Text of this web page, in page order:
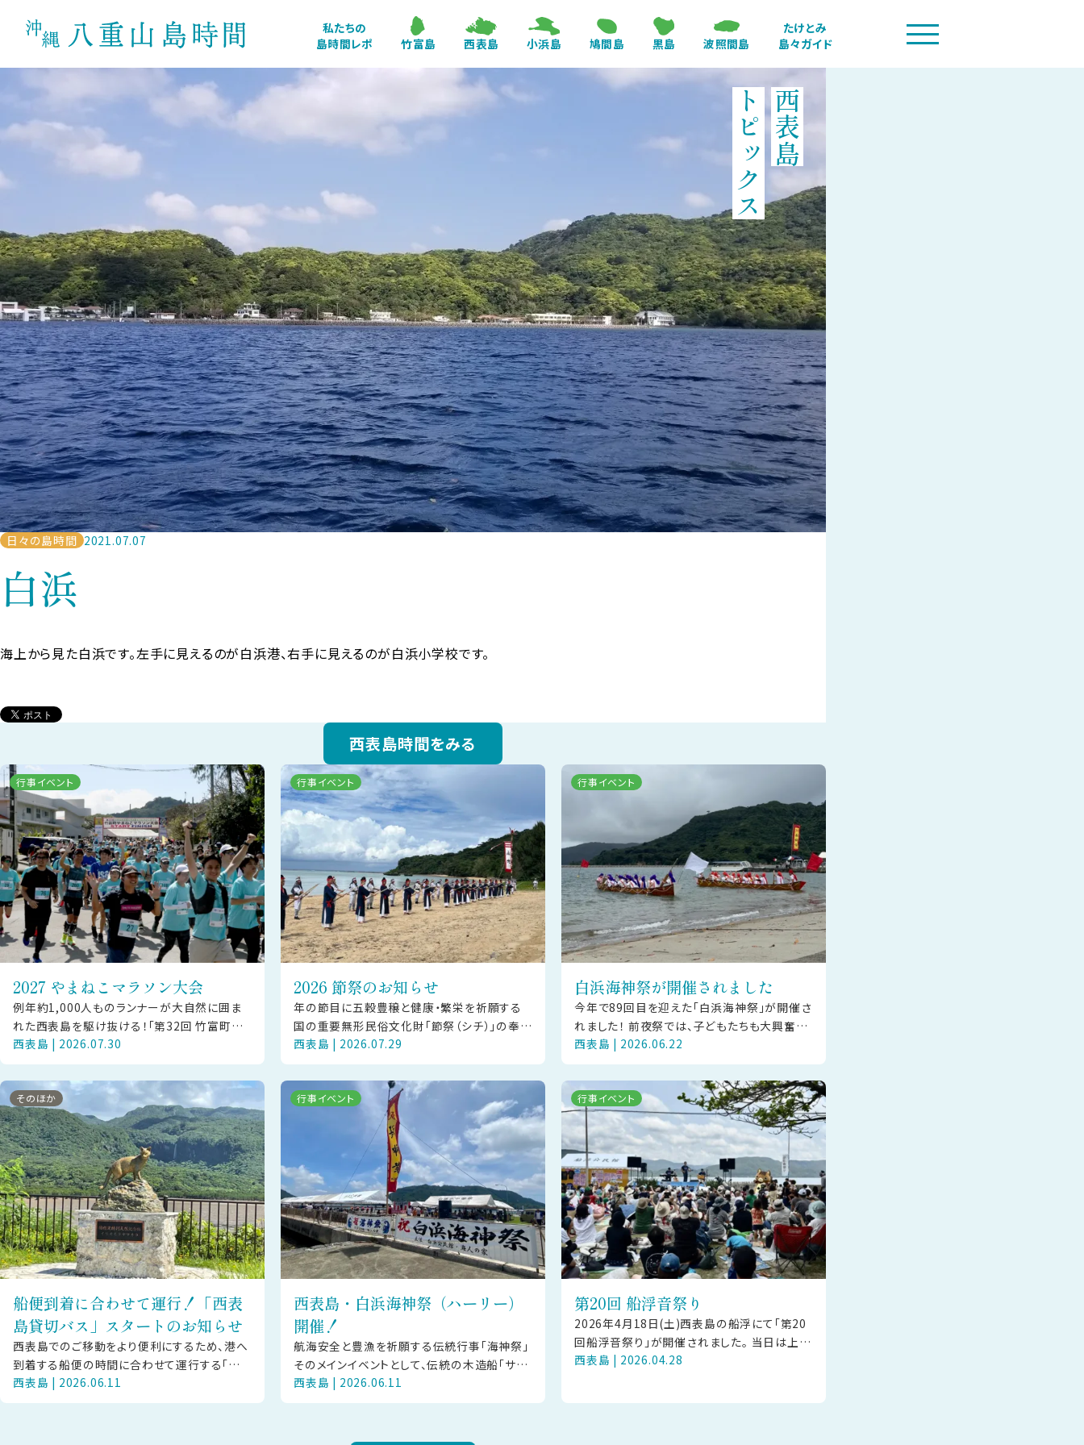
私たちの
島時間レポ
竹富島 西表島 小浜島 鳩間島 黒島 波照間島
たけとみ
島々ガイド
西表島
トピックス
日々の島時間 2021.07.07
白浜
海上から見た白浜です。左手に見えるのが白浜港、右手に見えるのが白浜小学校です。
西表島時間をみる
行事イベント
2027 やまねこマラソン大会
例年約1,000人ものランナーが大自然に囲ま
れた西表島を駆け抜ける！「第32回 竹富町や
まねこマラソン大会」が、2027年2月13日（土）
に西部地区で開催されま
西表島 | 2026.07.30
行事イベント
2026 節祭のお知らせ
年の節目に五穀豊穣と健康・繁栄を祈願する
国の重要無形民俗文化財「節祭（シチ）」の奉納
芸能が2026年11月22日（日）に西表島の祖納
地区・干立地区にて披露されま
西表島 | 2026.07.29
行事イベント
白浜海神祭が開催されました
今年で89回目を迎えた「白浜海神祭」が開催さ
れました！ 前夜祭では、子どもたちも大興奮の
釣りゲームや大漁福引、ビール対決やカラオケ
大会など大人も子どもも楽しいひ
西表島 | 2026.06.22
そのほか
船便到着に合わせて運行！「西表
島貸切バス」スタートのお知らせ
西表島でのご移動をより便利にするため、港へ
到着する船便の時間に合わせて運行する「西
表島貸切バス」を、令和8年6月より開始いたし
ました。既存の「西表島交通」の路線
西表島 | 2026.06.11
行事イベント
西表島・白浜海神祭（ハーリー）
開催！
航海安全と豊漁を祈願する伝統行事「海神祭」
そのメインイベントとして、伝統の木造船「サバ
ニ」に乗り込み、全員で息を合わせて競漕する
「ハーリー」が幕を開けます！日時
西表島 | 2026.06.11
行事イベント
第20回 船浮音祭り
2026年4月18日(土)西表島の船浮にて「第20
回船浮音祭り」が開催されました。 当日は上原
便が欠航となりましたが、石垣島からの直行便
西表島 | 2026.04.28